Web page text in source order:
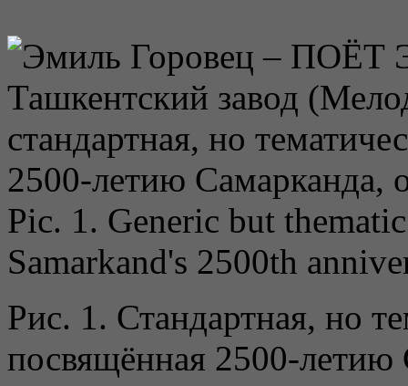
Pic. 1. Generic but
Samarkand's 2500th
Рис. 1. Стандартная, но
посвящённая 2500-летию